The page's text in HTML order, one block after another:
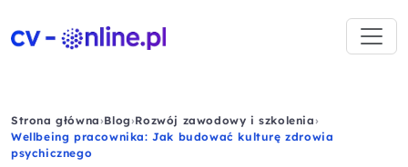
Strona główna›Blog›Rozwój zawodowy i szkolenia›
Wellbeing pracownika: Jak budować kulturę zdrowia
psychicznego